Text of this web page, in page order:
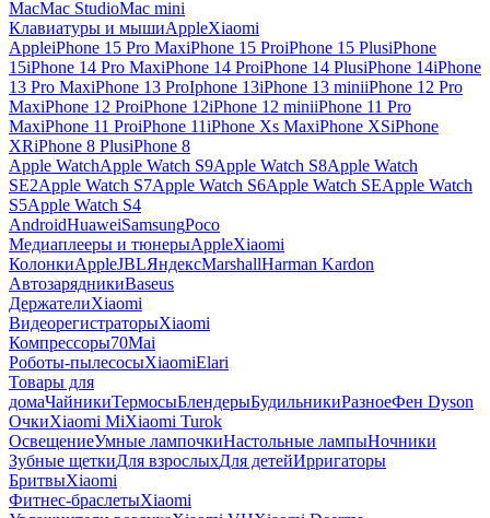
MacMac StudioMac mini
Клавиатуры и мышиAppleXiaomi
AppleiPhone 15 Pro MaxiPhone 15 ProiPhone 15 PlusiPhone
15iPhone 14 Pro MaxiPhone 14 ProiPhone 14 PlusiPhone 14iPhone
13 Pro MaxiPhone 13 ProIphone 13iPhone 13 miniiPhone 12 Pro
MaxiPhone 12 ProiPhone 12iPhone 12 miniiPhone 11 Pro
MaxiPhone 11 ProiPhone 11iPhone Xs MaxiPhone XSiPhone
XRiPhone 8 PlusiPhone 8
Apple WatchApple Watch S9Apple Watch S8Apple Watch
SE2Apple Watch S7Apple Watch S6Apple Watch SEApple Watch
S5Apple Watch S4
AndroidHuaweiSamsungPoco
Медиаплееры и тюнерыAppleXiaomi
КолонкиAppleJBLЯндексMarshallHarman Kardon
АвтозарядникиBaseus
ДержателиXiaomi
ВидеорегистраторыXiaomi
Компрессоры70Mai
Роботы-пылесосыXiaomiElari
Товары для
домаЧайникиТермосыБлендерыБудильникиРазноеФен Dyson
ОчкиXiaomi MiXiaomi Turok
ОсвещениеУмные лампочкиНастольные лампыНочники
Зубные щеткиДля взрослыхДля детейИрригаторы
БритвыXiaomi
Фитнес-браслетыXiaomi